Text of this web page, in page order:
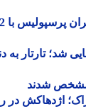
غافلگیری
تارتار به
شدند
در راه